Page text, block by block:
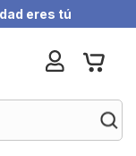
eres tú
My